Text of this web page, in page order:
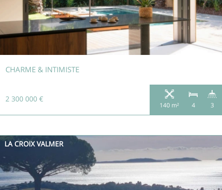
CHARME & INTIMISTE
2 300 000 €
140 m² 4 3
LA CROIX VALMER